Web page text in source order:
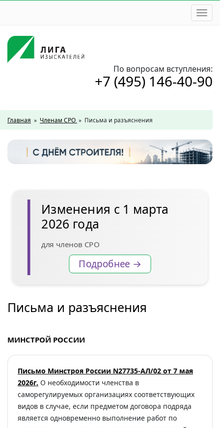
По вопросам вступления:
+7 (495) 146-40-90
Главная » Членам СРО » Письма и разъяснения
Изменения с 1 марта
2026 года
для членов СРО
Подробнее →
Письма и разъяснения
МИНСТРОЙ РОССИИ
Письмо Минстроя России N27735-АЛ/02 от 7 мая
2026г. О необходимости членства в
саморегулируемых организациях соответствующих
видов в случае, если предметом договора подряда
является одновременно выполнение работ по